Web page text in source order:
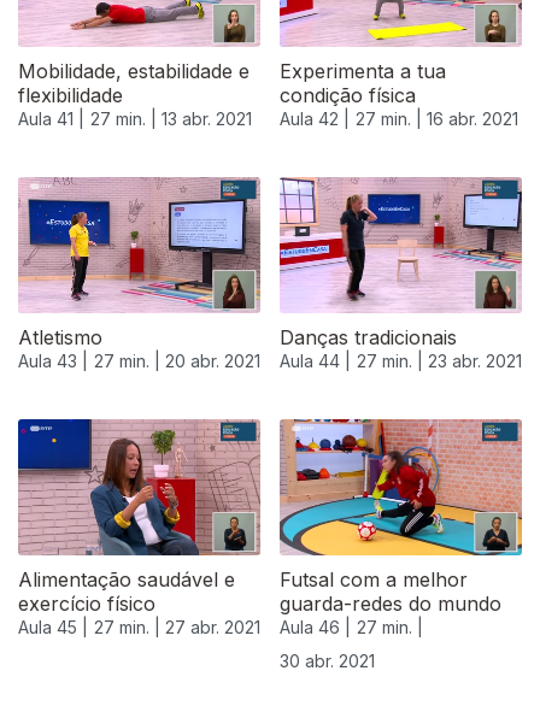
Mobilidade, estabilidade e
flexibilidade
Aula 41 | 27 min. | 13 abr. 2021
Experimenta a tua
condição física
Aula 42 | 27 min. | 16 abr. 2021
Atletismo
Aula 43 | 27 min. | 20 abr. 2021
Danças tradicionais
Aula 44 | 27 min. | 23 abr. 2021
Alimentação saudável e
exercício físico
Aula 45 | 27 min. | 27 abr. 2021
Futsal com a melhor
guarda-redes do mundo
Aula 46 |
27 min. |
30 abr. 2021